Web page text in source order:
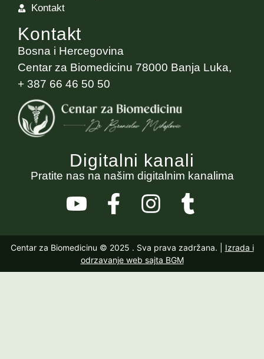
Kontakt
Kontakt
Bosna i Hercegovina
Centar za Biomedicinu 78000 Banja Luka,
+ 387 66 46 50 50
Digitalni kanali
Pratite nas na našim digitalnim kanalima
Centar za Biomedicinu © 2025 . Sva prava zadržana. | Izrada i
odrzavanje web sajta BGM